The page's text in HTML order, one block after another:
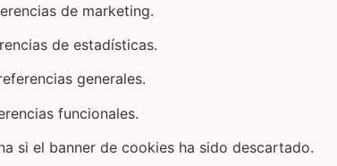
de marketing.
de estadísticas.
generales.
funcionales.
si el banner de cookies ha sido descartado.